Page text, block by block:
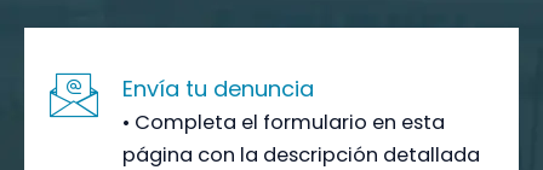
Envía tu denuncia
• Completa el formulario en esta
página con la descripción detallada